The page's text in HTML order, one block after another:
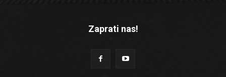
Zaprati nas!